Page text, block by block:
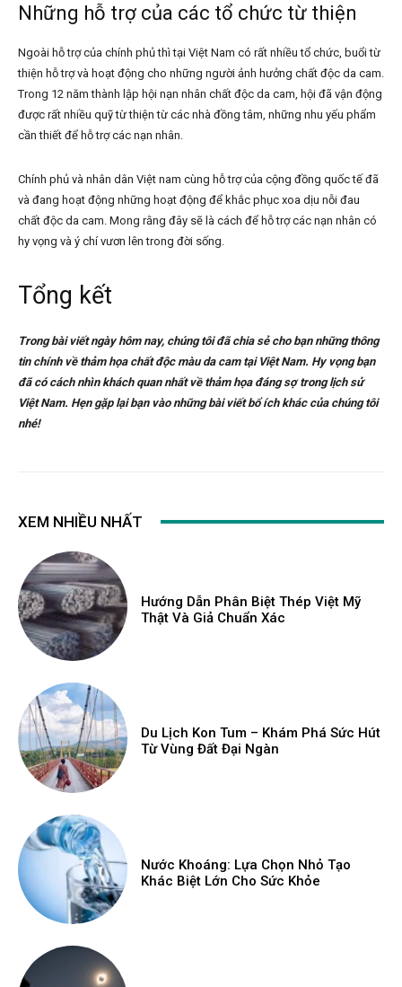
Những hỗ trợ của các tổ chức từ thiện
Ngoài hỗ trợ của chính phủ thì tại Việt Nam có rất nhiều tổ chức, buổi từ
thiện hỗ trợ và hoạt động cho những người ảnh hưởng chất độc da cam.
Trong 12 năm thành lập hội nạn nhân chất độc da cam, hội đã vận động
được rất nhiều quỹ từ thiện từ các nhà đồng tâm, những nhu yếu phẩm
cần thiết để hỗ trợ các nạn nhân.
Chính phủ và nhân dân Việt nam cùng hỗ trợ của cộng đồng quốc tế đã
và đang hoạt động những hoạt động để khắc phục xoa dịu nỗi đau
chất độc da cam. Mong rằng đây sẽ là cách để hỗ trợ các nạn nhân có
hy vọng và ý chí vươn lên trong đời sống.
Tổng kết
Trong bài viết ngày hôm nay, chúng tôi đã chia sẻ cho bạn những thông
tin chính về thảm họa chất độc màu da cam tại Việt Nam. Hy vọng bạn
đã có cách nhìn khách quan nhất về thảm họa đáng sợ trong lịch sử
Việt Nam. Hẹn gặp lại bạn vào những bài viết bổ ích khác của chúng tôi
nhé!
XEM NHIỀU NHẤT
Hướng Dẫn Phân Biệt Thép Việt Mỹ
Thật Và Giả Chuẩn Xác
Du Lịch Kon Tum – Khám Phá Sức Hút
Từ Vùng Đất Đại Ngàn
Nước Khoáng: Lựa Chọn Nhỏ Tạo
Khác Biệt Lớn Cho Sức Khỏe